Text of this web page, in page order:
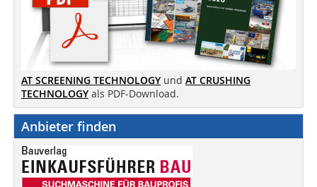
AT SCREENING TECHNOLOGY und AT CRUSHING
TECHNOLOGY als PDF-Download.
Anbieter finden